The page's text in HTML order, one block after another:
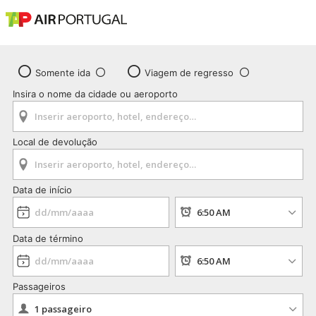
Somente ida
Viagem de regresso
Insira o nome da cidade ou aeroporto
Local de devolução
Data de início
Data de término
Passageiros